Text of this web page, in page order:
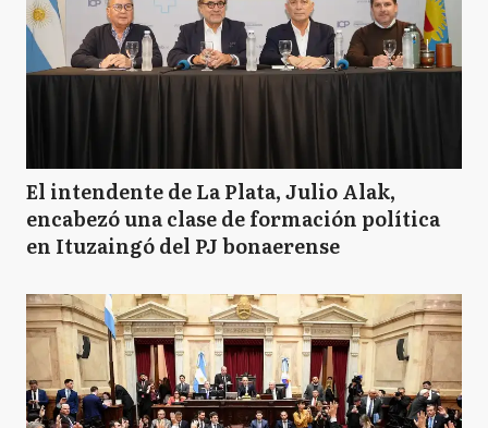
El intendente de La Plata, Julio Alak,
encabezó una clase de formación política
en Ituzaingó del PJ bonaerense